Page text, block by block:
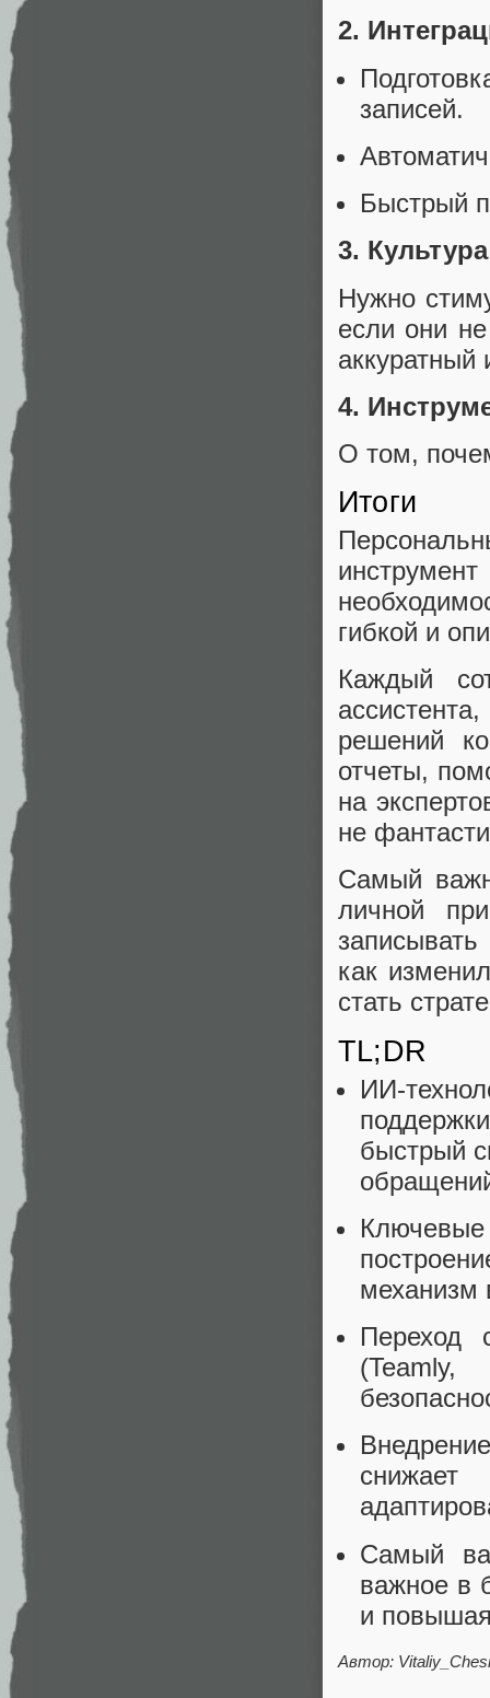
2.
записей.
Быстрый
3.
Нужно
если они
аккуратный
4.
О том,
Итоги
гибкой и
Каждый
решений
отчеты,
на
не
Самый
личной
как
стать
TL;DR
ИИ-
быстрый
механизм
Переход
(Teamly,
Самый
важное в
и
Автор: